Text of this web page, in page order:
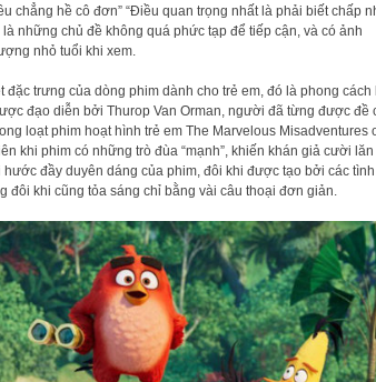
chẳng hề cô đơn” “Điều quan trọng nhất là phải biết chấp
những chủ đề không quá phức tạp để tiếp cận, và có ảnh
nhỏ tuổi khi xem.
đặc trưng của dòng phim dành cho trẻ em, đó là phong cách
đạo diễn bởi Thurop Van Orman, người đã từng được đề
loạt phim hoạt hình trẻ em The Marvelous Misadventures
khi phim có những trò đùa “mạnh”, khiến khán giả cười lăn
đầy duyên dáng của phim, đôi khi được tạo bởi các tình
đôi khi cũng tỏa sáng chỉ bằng vài câu thoại đơn giản.